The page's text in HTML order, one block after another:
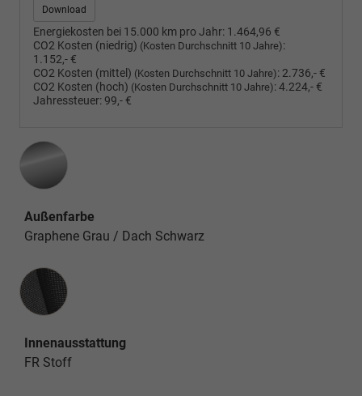
Download
Energiekosten bei 15.000 km pro Jahr: 1.464,96 €
CO2 Kosten (niedrig) (Kosten Durchschnitt 10 Jahre):
1.152,- €
CO2 Kosten (mittel) (Kosten Durchschnitt 10 Jahre): 2.736,- €
CO2 Kosten (hoch) (Kosten Durchschnitt 10 Jahre):4.224,- €
Jahressteuer: 99,- €
Außenfarbe
Graphene Grau / Dach Schwarz
Innenausstattung
Innenausstattung
FR Stoff